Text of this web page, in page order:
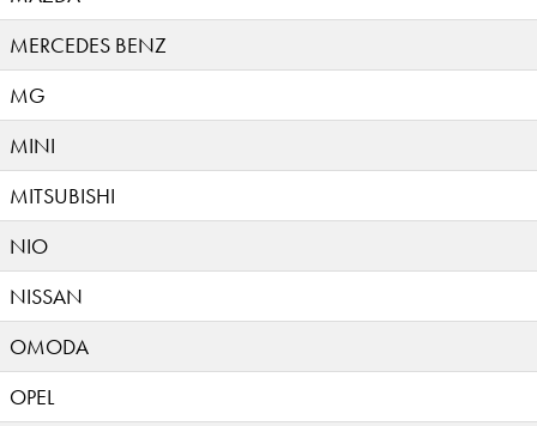
MERCEDES BENZ
MG
MINI
MITSUBISHI
NIO
NISSAN
OMODA
OPEL